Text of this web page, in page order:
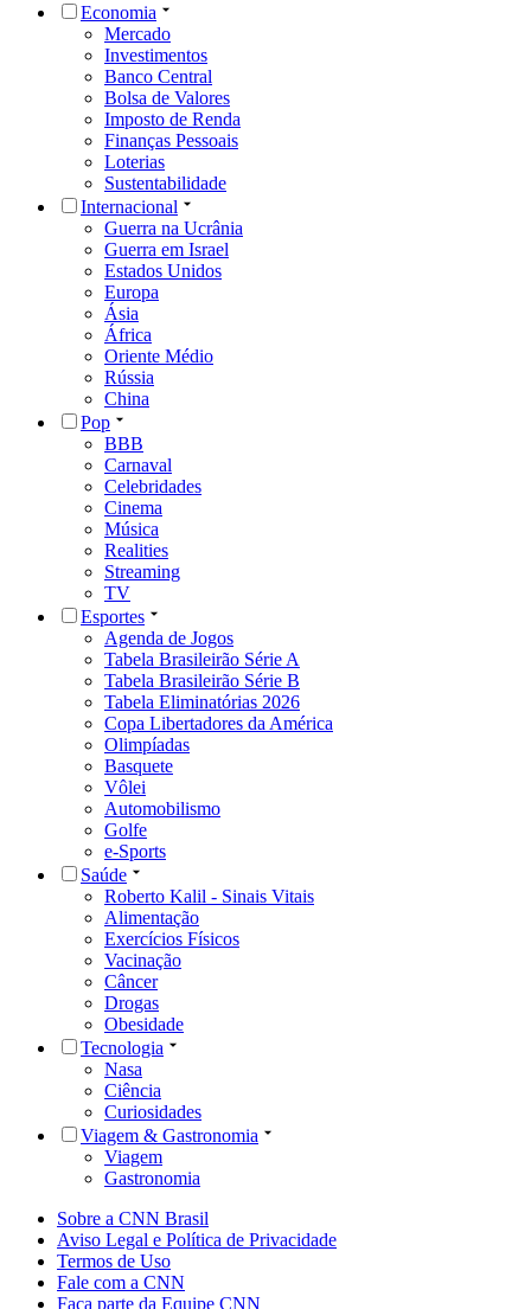
Economia
Mercado
Investimentos
Banco Central
Bolsa de Valores
Imposto de Renda
Finanças Pessoais
Loterias
Sustentabilidade
Internacional
Guerra na Ucrânia
Guerra em Israel
Estados Unidos
Europa
Ásia
África
Oriente Médio
Rússia
China
Pop
BBB
Carnaval
Celebridades
Cinema
Música
Realities
Streaming
TV
Esportes
Agenda de Jogos
Tabela Brasileirão Série A
Tabela Brasileirão Série B
Tabela Eliminatórias 2026
Copa Libertadores da América
Olimpíadas
Basquete
Vôlei
Automobilismo
Golfe
e-Sports
Saúde
Roberto Kalil - Sinais Vitais
Alimentação
Exercícios Físicos
Vacinação
Câncer
Drogas
Obesidade
Tecnologia
Nasa
Ciência
Curiosidades
Viagem & Gastronomia
Viagem
Gastronomia
Sobre a CNN Brasil
Aviso Legal e Política de Privacidade
Termos de Uso
Fale com a CNN
Faça parte da Equipe CNN